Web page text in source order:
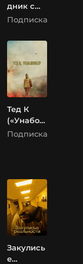
дник с
пулемето
Подписка
Тед К
(«Унабом
бер»)
Подписка
Закулись
е